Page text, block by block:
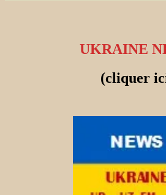
UKRAINE
(cliquer